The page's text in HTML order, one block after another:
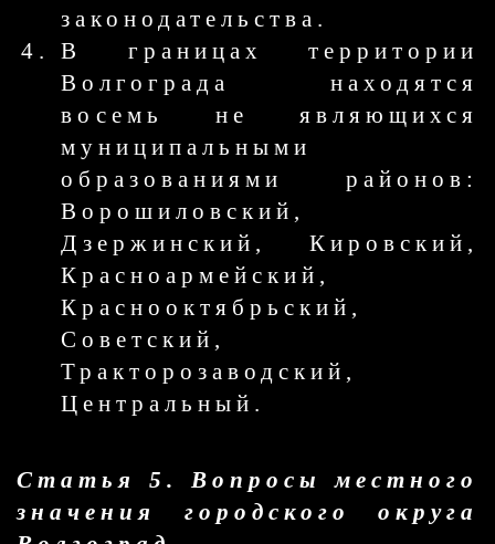
законодательства.
В границах территории
Волгограда находятся
восемь не являющихся
муниципальными
образованиями районов:
Ворошиловский,
Дзержинский, Кировский,
Красноармейский,
Краснооктябрьский,
Советский,
Тракторозаводский,
Центральный.
Статья 5. Вопросы местного
значения городского округа